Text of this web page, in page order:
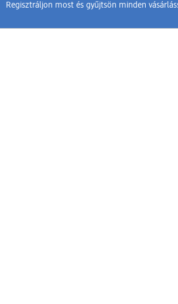
Regisztráljon most és gyűjtsön minden